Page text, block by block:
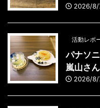
2026/8/
活動レポ
パナソ
嵐山さん
2026/8/